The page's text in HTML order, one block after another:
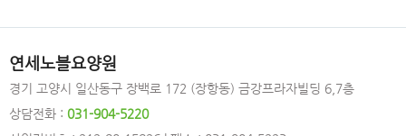
연세노블요양원
경기 고양시 일산동구 장백로 172 (장항동) 금강프라자빌딩 6,7층
상담전화 : 031-904-5220